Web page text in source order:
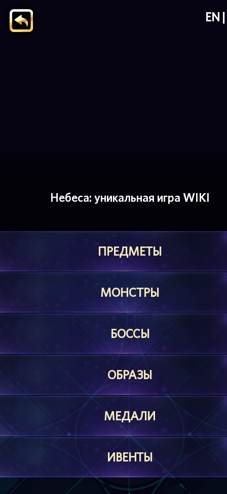
EN
Небеса: уникальная игра WIKI
ПРЕДМЕТЫ
МОНСТРЫ
БОССЫ
ОБРАЗЫ
МЕДАЛИ
ИВЕНТЫ